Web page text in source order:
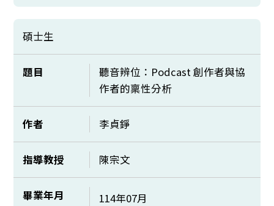
碩士生
題目
聽音辨位：Podcast 創作者與協
作者的稟性分析
作者 李貞錚
指導教授 陳宗文
畢業年月 114年07月